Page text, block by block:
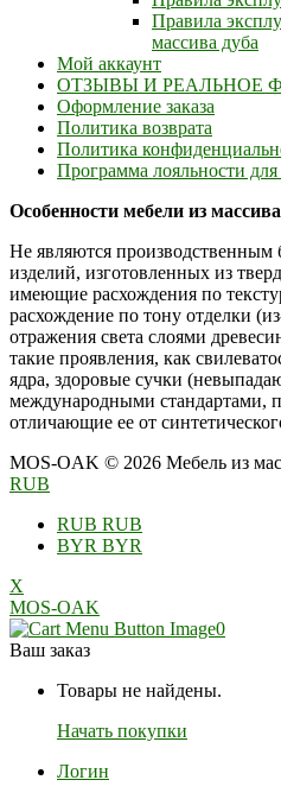
Правила
массива дуба
Мой аккаунт
ОТЗЫВЫ И РЕАЛЬНОЕ
Оформление заказа
Политика возврата
Политика
Программа лояльности для
Особенности мебели из
Не являются производственным
изделий, изготовленных из
имеющие расхождения по
расхождение по тону отделки
отражения света слоями
такие проявления, как
ядра, здоровые сучки
международными стандартами,
отличающие ее от
MOS-OAK © 2026 Мебель из
RUB
RUB RUB
BYR BYR
X
MOS-OAK
0
Ваш заказ
Товары не найдены.
Начать покупки
Логин